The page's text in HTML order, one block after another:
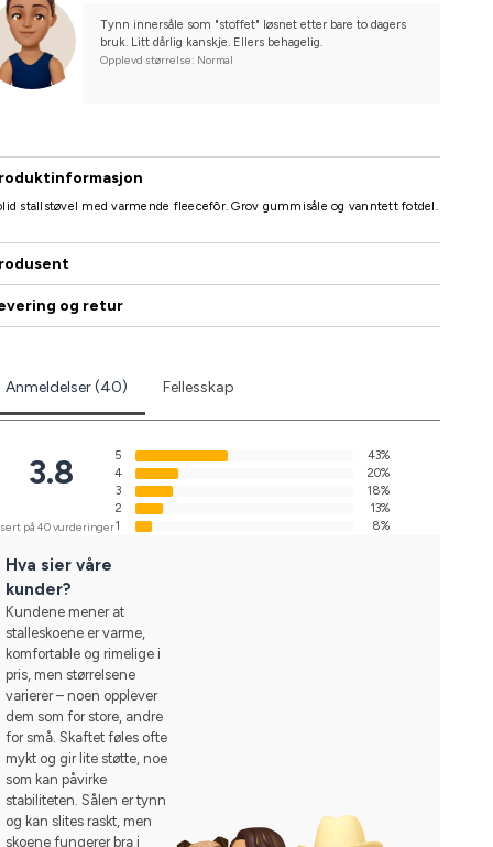
Tynn innersåle som "stoffet" løsnet etter bare to dagers
bruk. Litt dårlig kanskje. Ellers behagelig.
Opplevd størrelse: Normal
stallstøvel med varmende fleecefôr. Grov gummisåle og vanntett fotdel.
og retur
Anmeldelser (40) Fellesskap
3.8
på 40 vurderinger
5
43%
4
20%
3
18%
2
13%
1
8%
Hva sier våre
kunder?
Kundene mener at
stalleskoene er varme,
komfortable og rimelige i
pris, men størrelsene
varierer – noen opplever
dem som for store, andre
for små. Skaftet føles ofte
mykt og gir lite støtte, noe
som kan påvirke
stabiliteten. Sålen er tynn
og kan slites raskt, men
skoene fungerer bra i